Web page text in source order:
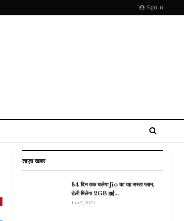
Sign In
ताज़ा खबर
84 दिन तक चलेगा Jio का यह सस्ता प्लान,
डेली मिलेगा 2GB हाई…
Jun 4, 2025